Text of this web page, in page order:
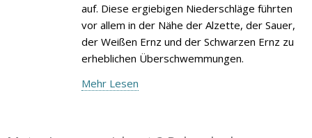
auf. Diese ergiebigen Niederschläge führten
vor allem in der Nähe der Alzette, der Sauer,
der Weißen Ernz und der Schwarzen Ernz zu
erheblichen Überschwemmungen.
Mehr Lesen